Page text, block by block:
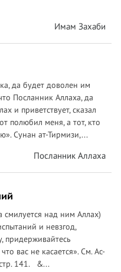
Имам Захаби
да будет доволен им
Посланник Аллаха, да
и приветствует, сказал
полюбил меня, а тот, кто
Сунан ат-Тирмизи,...
Посланник Аллаха
над ним Аллах)
и невзгод,
придерживайтесь
вас не касается». См. Ас-
141. &...